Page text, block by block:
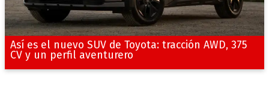
Así es el nuevo SUV de Toyota: tracción AWD, 375
CV y un perfil aventurero